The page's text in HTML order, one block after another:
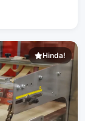
Hinda!